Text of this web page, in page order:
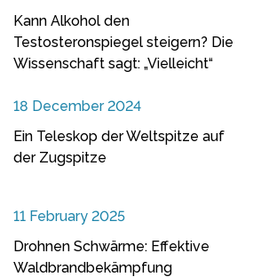
Kann Alkohol den
Testosteronspiegel steigern? Die
Wissenschaft sagt: „Vielleicht“
18 December 2024
Ein Teleskop der Weltspitze auf
der Zugspitze
11 February 2025
Drohnen Schwärme: Effektive
Waldbrandbekämpfung